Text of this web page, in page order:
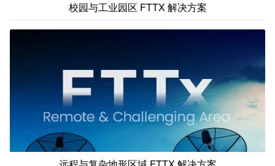
校园与工业园区 FTTX 解决方案